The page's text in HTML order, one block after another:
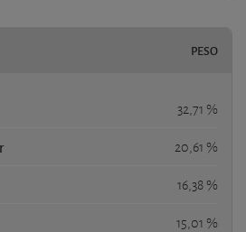
PESO
32,71 %
20,61 %
16,38 %
15,01 %